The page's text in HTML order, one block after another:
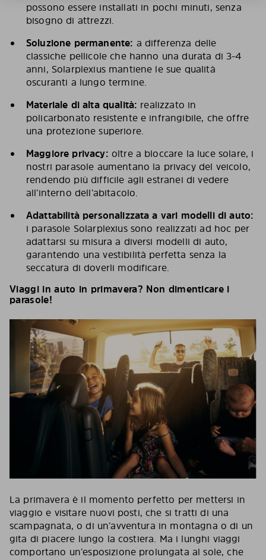
possono essere installati in pochi minuti, senza
bisogno di attrezzi.
Soluzione permanente: a differenza delle
classiche pellicole che hanno una durata di 3-4
anni, Solarplexius mantiene le sue qualità
oscuranti a lungo termine.
Materiale di alta qualità: realizzato in
policarbonato resistente e infrangibile, che offre
una protezione superiore.
Maggiore privacy: oltre a bloccare la luce solare, i
nostri parasole aumentano la privacy del veicolo,
rendendo più difficile agli estranei di vedere
all’interno dell’abitacolo.
Adattabilità personalizzata a vari modelli di auto:
i parasole Solarplexius sono realizzati ad hoc per
adattarsi su misura a diversi modelli di auto,
garantendo una vestibilità perfetta senza la
seccatura di doverli modificare.
Viaggi in auto in primavera? Non dimenticare i
parasole!
La primavera è il momento perfetto per mettersi in
viaggio e visitare nuovi posti, che si tratti di una
scampagnata, o di un’avventura in montagna o di un
gita di piacere lungo la costiera. Ma i lunghi viaggi
comportano un’esposizione prolungata al sole, che